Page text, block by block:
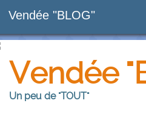
Vendée "BLOG"
Vendée
Un peu de "TOUT"